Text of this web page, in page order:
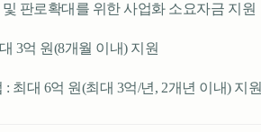
판로확대를 위한 사업화 소요자금 지원
3억 원(8개월 이내) 지원
: 최대 6억 원(최대 3억/년, 2개년 이내) 지원